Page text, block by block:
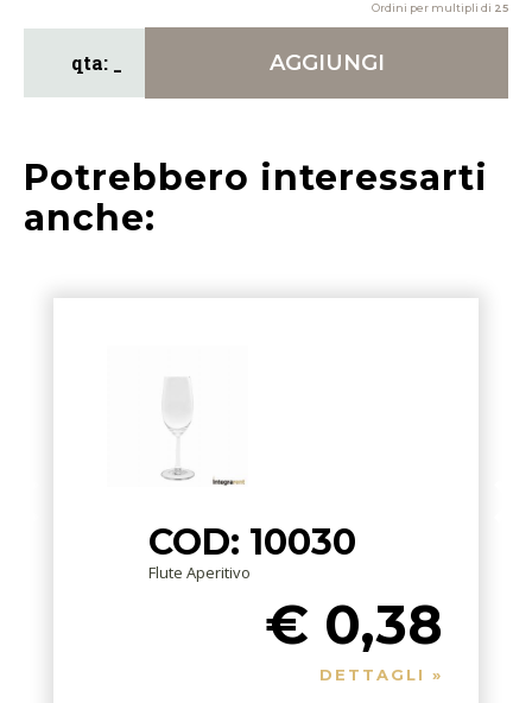
Ordini per multipli di 25
AGGIUNGI
Potrebbero interessarti
anche:
COD: 10030
Flute Aperitivo
€ 0,38
DETTAGLI »